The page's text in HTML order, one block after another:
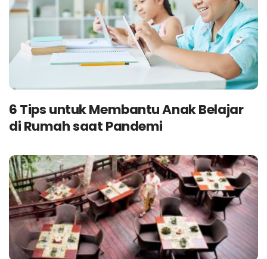
6 Tips untuk Membantu Anak Belajar
di Rumah saat Pandemi